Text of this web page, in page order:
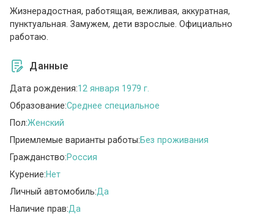
Жизнерадостная, работящая, вежливая, аккуратная,
пунктуальная. Замужем, дети взрослые. Официально
работаю.
Данные
Дата рождения:12 января 1979 г.
Образование:Среднее специальное
Пол:Женский
Приемлемые варианты работы:Без проживания
Гражданство:Россия
Курение:Нет
Личный автомобиль:Да
Наличие прав:Да